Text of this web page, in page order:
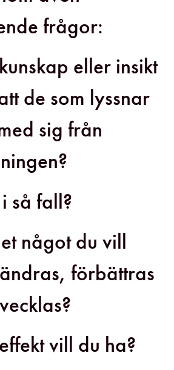
frågor:
eller insikt
de som lyssnar
sig från
så fall?
något du vill
förbättras
vill du ha?